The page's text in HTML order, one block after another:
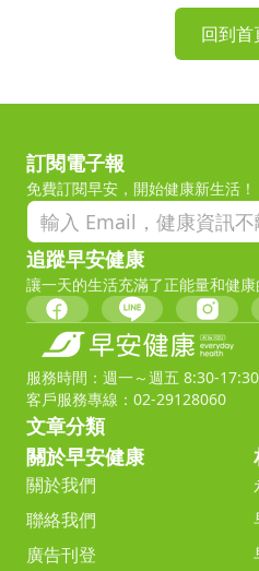
回到首
訂閱電子報
免費訂閱早安，開始健康新生活！
追蹤早安健康
讓一天的生活充滿了正能量和健康
服務時間：週一～週五 8:30-17:30
客戶服務專線：02-29128060
文章分類
關於早安健康
關於我們
聯絡我們
廣告刊登